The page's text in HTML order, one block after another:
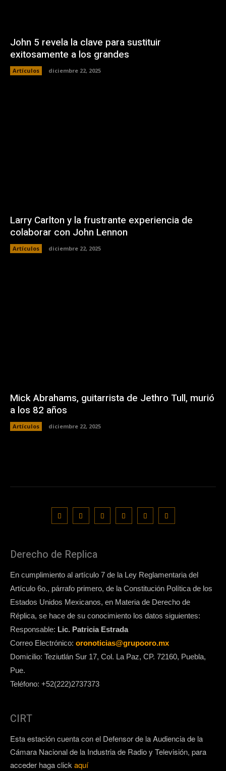
John 5 revela la clave para sustituir
exitosamente a los grandes
Artículos diciembre 22, 2025
Larry Carlton y la frustrante experiencia de
colaborar con John Lennon
Artículos diciembre 22, 2025
Mick Abrahams, guitarrista de Jethro Tull, murió
a los 82 años
Artículos diciembre 22, 2025
Derecho de Replica
En cumplimiento al artículo 7 de la Ley Reglamentaria del
Artículo 6o., párrafo primero, de la Constitución Política de los
Estados Unidos Mexicanos, en Materia de Derecho de
Réplica, se hace de su conocimiento los datos siguientes:
Responsable: Lic. Patricia Estrada
Correo Electrónico: oronoticias@grupooro.mx
Domicilio: Teziutlán Sur 17, Col. La Paz, CP. 72160, Puebla,
Pue.
Teléfono: +52(222)2737373
CIRT
Esta estación cuenta con el Defensor de la Audiencia de la
Cámara Nacional de la Industria de Radio y Televisión, para
acceder haga click aquí